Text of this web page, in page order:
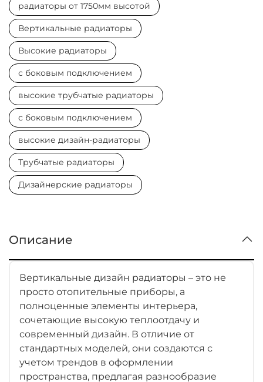
радиаторы от 1750мм высотой
Вертикальные радиаторы
Высокие радиаторы
с боковым подключением
высокие трубчатые радиаторы
с боковым подключением
высокие дизайн-радиаторы
Трубчатые радиаторы
Дизайнерские радиаторы
Описание
Вертикальные дизайн радиаторы – это не
просто отопительные приборы, а
полноценные элементы интерьера,
сочетающие высокую теплоотдачу и
современный дизайн. В отличие от
стандартных моделей, они создаются с
учетом трендов в оформлении
пространства, предлагая разнообразие